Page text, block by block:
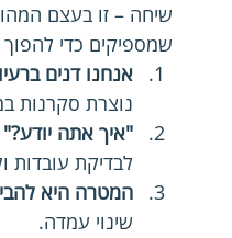
שיחה – זו בעצם
שמספיקים כדי להפוך
אנחנו דנים
נוצרת סקרנות
"איך אתה
לבדיקת עובדות
המטרה היא
שינוי עמדה.